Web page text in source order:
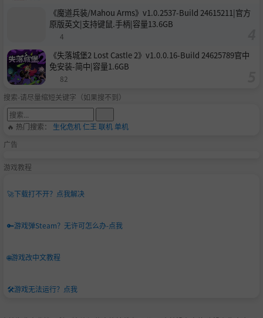
《魔道兵装/Mahou Arms》v1.0.2537-Build 24615211|官方
原版英文|支持键鼠.手柄|容量13.6GB
4
《失落城堡2 Lost Castle 2》v1.0.0.16-Build 24625789官中
免安装-简中|容量1.6GB
82
搜索-请尽量缩短关键字（如果搜不到）
🔥 热门搜索： 生化危机仁王 联机单机
广告
游戏教程
🚀下载打不开？点我解决
🔑游戏弹Steam？无许可怎么办-点我
🌐游戏改中文教程
🛠️游戏无法运行？点我